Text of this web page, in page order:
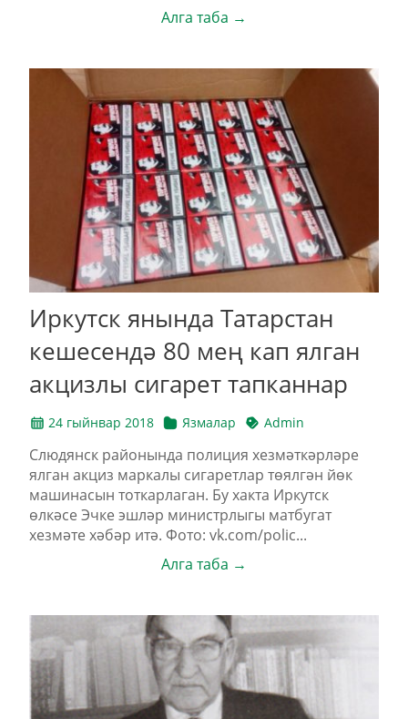
Алга таба →
Иркутск янында Татарстан
кешесендә 80 мең кап ялган
акцизлы сигарет тапканнар
24 гыйнвар 2018 Язмалар Admin
Слюдянск районында полиция хезмәткәрләре
ялган акциз маркалы сигаретлар төялгән йөк
машинасын тоткарлаган. Бу хакта Иркутск
өлкәсе Эчке эшләр министрлыгы матбугат
хезмәте хәбәр итә. Фото: vk.com/polic...
Алга таба →